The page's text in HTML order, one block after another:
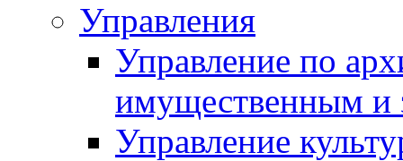
Управления
Управление по
имущественным и
Управление